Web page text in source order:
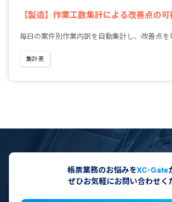
【製造】作業工数集計による改善点の可
毎日の案件別作業内訳を自動集計し、改善点を
集計表
帳票業務のお悩みをXC-Gate
ぜひお気軽にお問い合わせく